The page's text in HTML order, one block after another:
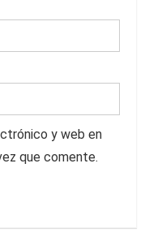
y web en
que comente.